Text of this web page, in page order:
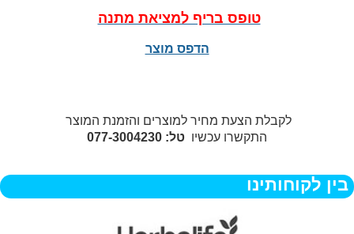
טופס בריף למציאת מתנה
הדפס מוצר
לקבלת הצעת מחיר למוצרים והזמנת המוצר
התקשרו עכשיו טל: 077-3004230
בין לקוחותינו